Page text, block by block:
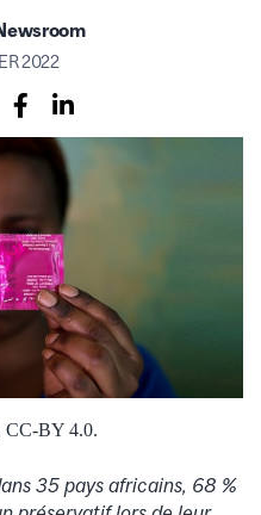
2022
CC-BY 4.0.
35 pays africains, 68 %